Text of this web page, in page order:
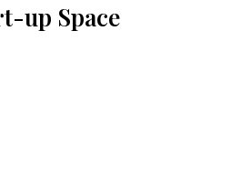
up Space